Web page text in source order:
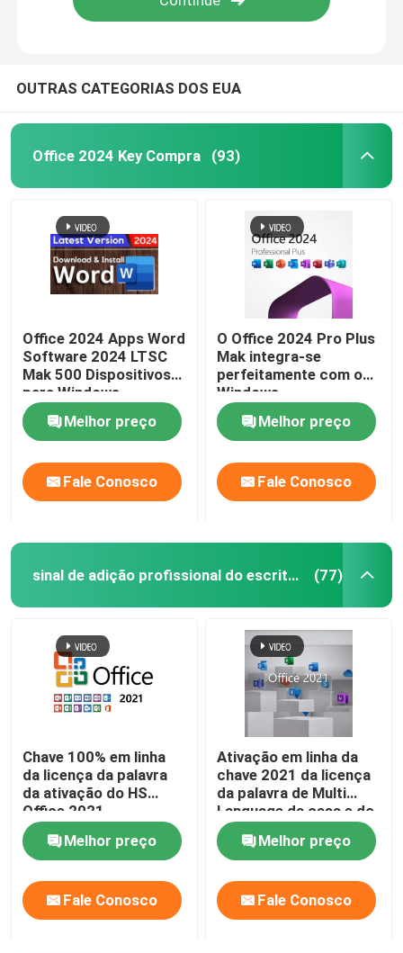
Contacte-nos
Notícias
Solicite um orçamento
Office 2024 Key Compra
sinal de adição profissional do escritório 2021
Office 365 A3
Chave da casa do Windows 11
Chave Enterprise do Windows 11
Windows Server 2025
Windows Server 2022
servidor 2019 das janelas
OUTRAS CATEGORIAS DOS EUA
Office 2024 Key Compra (93)
Office 2024 Apps Word
Software 2024 LTSC
Mak 500 Dispositivos
para Windows
Melhor preço
Fale Conosco
O Office 2024 Pro Plus
Mak integra-se
perfeitamente com o
Windows,
proporcionando uma
experiência familiar e
de usuário
Melhor preço
Fale Conosco
sinal de adição profissional do escritório 2021 (77)
Chave 100% em linha
da licença da palavra
da ativação do HS
Office 2021
Melhor preço
Fale Conosco
Ativação em linha da
chave 2021 da licença
da palavra de Multi
Language da casa e do
estudante
Melhor preço
Fale Conosco